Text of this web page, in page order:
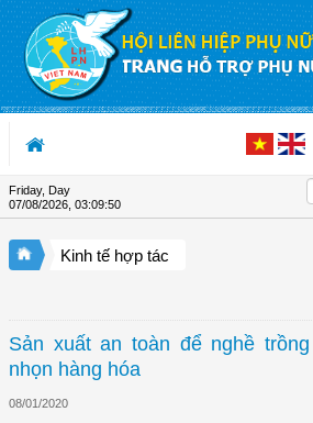
Skip to Content
Friday, Day
07/08/2026 03:09:50
Kinh tế hợp tác
Sản xuất an toàn để nghề
nhọn hàng hóa
08/01/2020